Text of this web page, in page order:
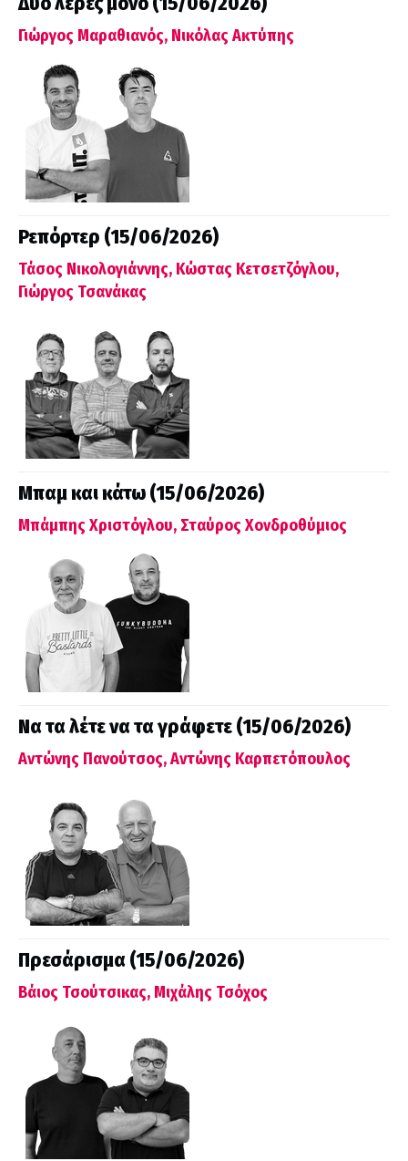
Γιώργος Μαραθιανός, Νικόλας Ακτύπης
Ρεπόρτερ (15/06/2026)
Τάσος Νικολογιάννης, Κώστας Κετσετζόγλου,
Γιώργος Τσανάκας
Μπαμ και κάτω (15/06/2026)
Μπάμπης Χριστόγλου, Σταύρος Χονδροθύμιος
Να τα λέτε να τα γράφετε (15/06/2026)
Αντώνης Πανούτσος, Αντώνης Καρπετόπουλος
Πρεσάρισμα (15/06/2026)
Βάιος Τσούτσικας, Μιχάλης Τσόχος